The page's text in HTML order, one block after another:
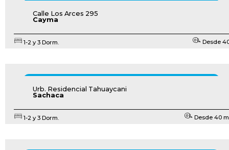
Calle Los Arces 295
Cayma
1-2 y 3 Dorm. Desde
Urb. Residencial Tahuaycani
Sachaca
1-2 y 3 Dorm. Desde 40